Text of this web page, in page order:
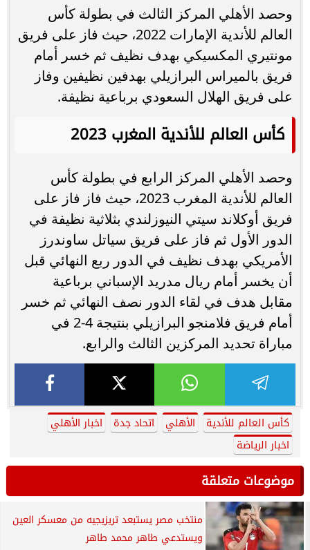
وحصد الأهلي المركز الثالث في بطولة كأس
العالم للأندية الإمارات 2022، حيث فاز على فريق
مونتيري المكسيكي بهدف نظيف ثم خسر أمام
فريق بالميراس البرازيلي بهدفين نظيفين وفاز
على فريق الهلال السعودي برباعية نظيفة.
كأس العالم للأندية المغرب 2023
وحصد الأهلي المركز الرابع في بطولة كأس
العالم للأندية المغرب 2023، حيث فاز فاز على
فريق أوكلاند سيتي النيوزلندي بثلاثية نظيفة في
الدور الأول ثم فاز على فريق سياتل ساوندرز
الأمريكي بهدف نظيف في الدور ربع النهائي قبل
أن يخسر أمام ريال مدريد الإسباني برباعية
مقابل هدف في لقاء الدور نصف النهائي ثم خسر
أمام فريق فلامنجو البرازيلي بنتيجة 4-2 في
مباراة تحديد المركزين الثالث والرابع.
كأس العالم للأندية الأهلي اتحاد جدة
اخبار الأهلي
اخبار الرياضة
موضوعات متعلقة
منتخب مصر يستبعد تريزيجيه من معسكر العين
ويستدعي طاهر محمد طاهر